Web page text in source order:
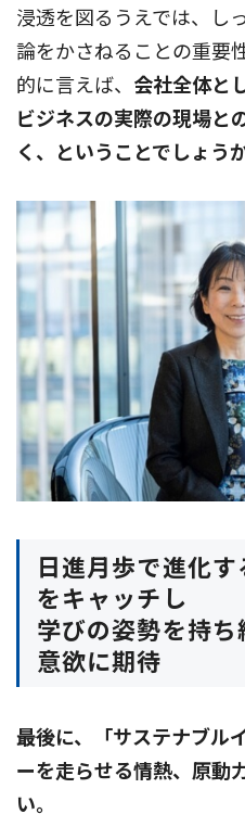
浸透を図るうえでは、し
論をかさねることの重要
的に言えば、 会社全体と
ビジネスの実際の現場と
く、ということでしょうか
日進月歩で進化
をキャッチし
学びの姿勢を持
意欲に期待
――最後に、「サステナブ
ーを走らせる情熱、原動
い。